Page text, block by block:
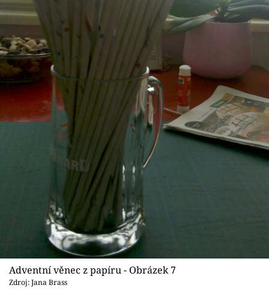
Adventní věnec z papíru - Obrázek 7
Zdroj: Jana Brass